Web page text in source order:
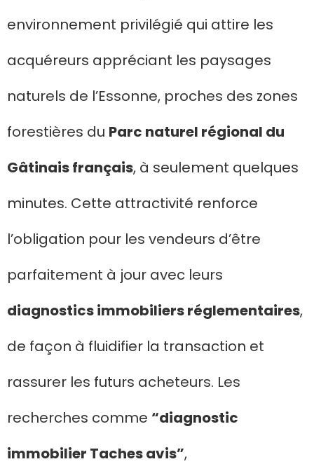
environnement privilégié qui attire les
acquéreurs appréciant les paysages
naturels de l’Essonne, proches des zones
forestières du Parc naturel régional du
Gâtinais français, à seulement quelques
minutes. Cette attractivité renforce
l’obligation pour les vendeurs d’être
parfaitement à jour avec leurs
diagnostics immobiliers réglementaires,
de façon à fluidifier la transaction et
rassurer les futurs acheteurs. Les
recherches comme “diagnostic
immobilier Taches avis”,